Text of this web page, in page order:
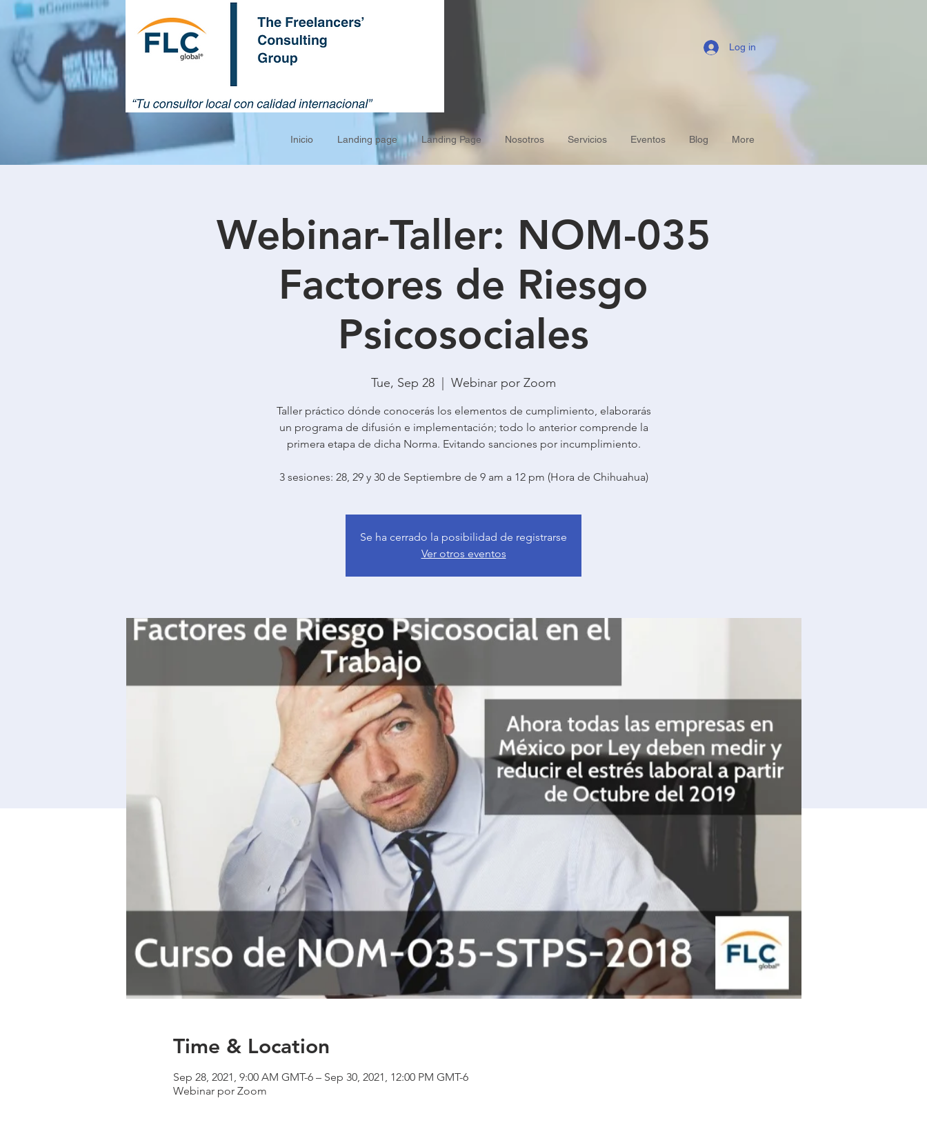
Log in
Inicio Landing page Landing Page Nosotros Servicios Eventos Blog More
Webinar-Taller: NOM-035
Factores de Riesgo
Psicosociales
Tue, Sep 28 Webinar por Zoom
Taller práctico dónde conocerás los elementos de cumplimiento, elaborarás
un programa de difusión e implementación; todo lo anterior comprende la
primera etapa de dicha Norma. Evitando sanciones por incumplimiento.
3 sesiones: 28, 29 y 30 de Septiembre de 9 am a 12 pm (Hora de Chihuahua)
Se ha cerrado la posibilidad de registrarse
Ver otros eventos
Time & Location
Sep 28, 2021, 9:00 AM GMT-6 – Sep 30, 2021, 12:00 PM GMT-6
Webinar por Zoom